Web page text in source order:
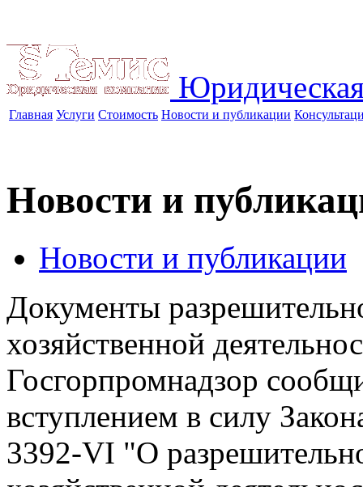
Главная Услуги Стоимость Новости и публикации
Новости и
Новости и публикации
Документы
хозяйственной
Госгорпромнадзор
вступлением в силу
3392-VI "О